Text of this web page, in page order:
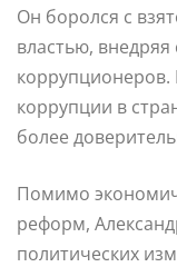
Он боролся с
властью, внедряя
коррупционеров.
коррупции в
более
Помимо
реформ,
политических